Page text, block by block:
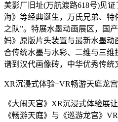
美影厂旧址(万航渡路618号)见
海》等经典诞生，万氏兄弟、特
之队”。特展水墨动画展区，国
妈》原版片头装置与最新水墨动
合传统水墨与水彩、二维与三
谱到汉代画像砖，中华优秀传统
XR沉浸式体验+VR畅游天庭龙
《大闹天宫》XR沉浸式体验展
《畅游天庭》与《巡游龙宫》